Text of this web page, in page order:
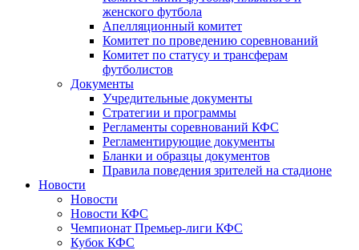
женского футбола
Апелляционный комитет
Комитет по проведению соревнований
Комитет по статусу и трансферам
футболистов
Документы
Учредительные документы
Стратегии и программы
Регламенты соревнований КФС
Регламентирующие документы
Бланки и образцы документов
Правила поведения зрителей на стадионе
Новости
Новости
Новости КФС
Чемпионат Премьер-лиги КФС
Кубок КФС